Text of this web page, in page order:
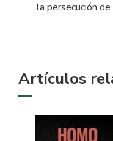
la persecución
Artículos